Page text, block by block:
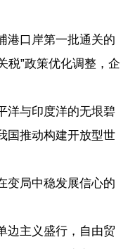
港口岸第一批通关的
税”政策优化调整，企
洋与印度洋的无垠碧
国推动构建开放型世
变局中稳发展信心的
边主义盛行，自由贸